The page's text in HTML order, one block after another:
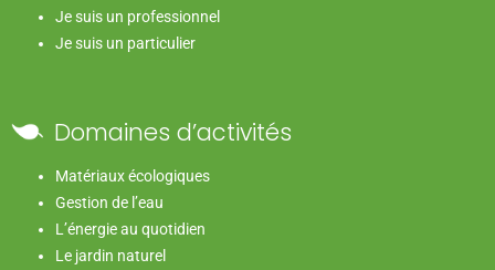
Je suis un professionnel
Je suis un particulier
Domaines d’activités
Matériaux écologiques
Gestion de l’eau
L’énergie au quotidien
Le jardin naturel